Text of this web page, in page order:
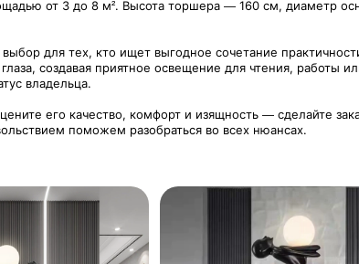
от 3 до 8 м². Высота торшера — 160 см, диаметр
для тех, кто ищет выгодное сочетание
создавая приятное освещение для чтения,
владельца.
его качество, комфорт и изящность — сделайте
поможем разобраться во всех нюансах.